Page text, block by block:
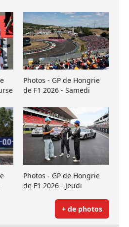
Photos - GP de Hongrie
de F1 2026 - Samedi
Photos - GP de Hongrie
de F1 2026 - Jeudi
+ de photos